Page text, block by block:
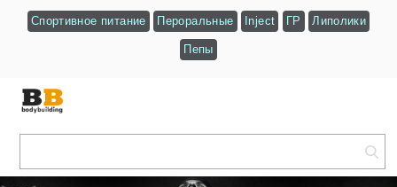
Спортивное питание Пероральные Inject ГР Липолики
Пепы